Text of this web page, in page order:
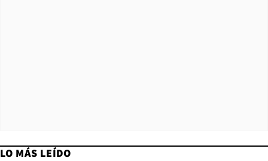
LO MÁS LEÍDO